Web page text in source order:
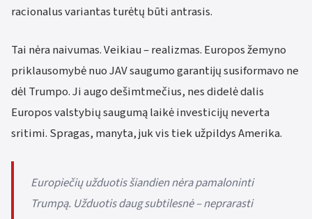
racionalus variantas turėtų būti antrasis.
Tai nėra naivumas. Veikiau – realizmas. Europos žemyno
priklausomybė nuo JAV saugumo garantijų susiformavo ne
dėl Trumpo. Ji augo dešimtmečius, nes didelė dalis
Europos valstybių saugumą laikė investicijų neverta
sritimi. Spragas, manyta, juk vis tiek užpildys Amerika.
Europiečių užduotis šiandien nėra pamaloninti
Trumpą. Užduotis daug subtilesnė – neprarasti